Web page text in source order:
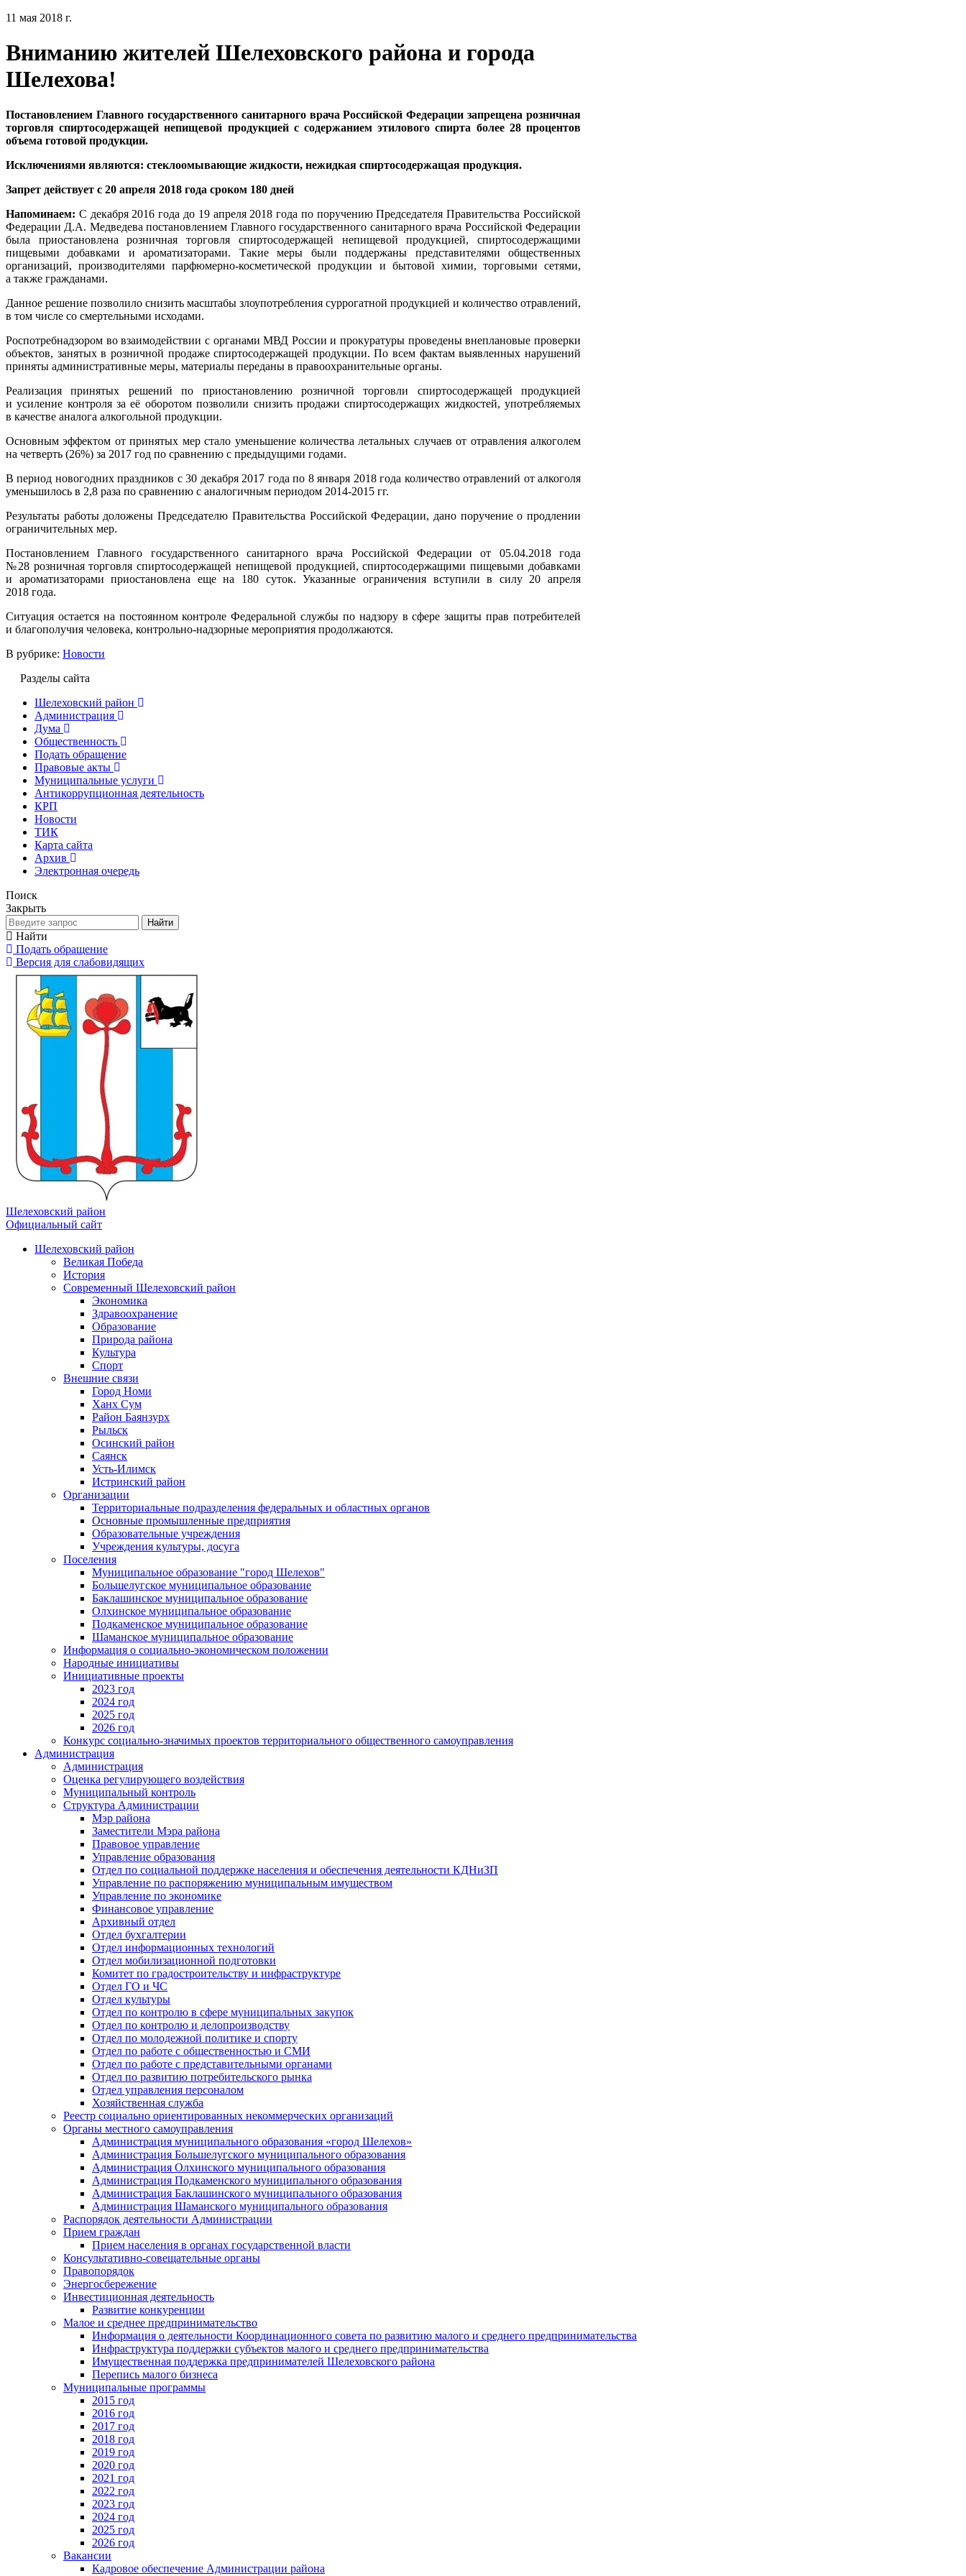
11 мая 2018 г.
Вниманию жителей Шелеховского района и города
Шелехова!
Постановлением Главного государственного санитарного врача Российской Федерации запрещена розничная
торговля спиртосодержащей непищевой продукцией с содержанием этилового спирта более 28 процентов
объема готовой продукции.
Исключениями являются: стеклоомывающие жидкости, нежидкая спиртосодержащая продукция.
Запрет действует с 20 апреля 2018 года сроком 180 дней
Напоминаем: С декабря 2016 года до 19 апреля 2018 года по поручению Председателя Правительства Российской
Федерации Д.А. Медведева постановлением Главного государственного санитарного врача Российской Федерации
была приостановлена розничная торговля спиртосодержащей непищевой продукцией, спиртосодержащими
пищевыми добавками и ароматизаторами. Такие меры были поддержаны представителями общественных
организаций, производителями парфюмерно-косметической продукции и бытовой химии, торговыми сетями,
а также гражданами.
Данное решение позволило снизить масштабы злоупотребления суррогатной продукцией и количество отравлений,
в том числе со смертельными исходами.
Роспотребнадзором во взаимодействии с органами МВД России и прокуратуры проведены внеплановые проверки
объектов, занятых в розничной продаже спиртосодержащей продукции. По всем фактам выявленных нарушений
приняты административные меры, материалы переданы в правоохранительные органы.
Реализация принятых решений по приостановлению розничной торговли спиртосодержащей продукцией
и усиление контроля за её оборотом позволили снизить продажи спиртосодержащих жидкостей, употребляемых
в качестве аналога алкогольной продукции.
Основным эффектом от принятых мер стало уменьшение количества летальных случаев от отравления алкоголем
на четверть (26%) за 2017 год по сравнению с предыдущими годами.
В период новогодних праздников с 30 декабря 2017 года по 8 января 2018 года количество отравлений от алкоголя
уменьшилось в 2,8 раза по сравнению с аналогичным периодом 2014-2015 гг.
Результаты работы доложены Председателю Правительства Российской Федерации, дано поручение о продлении
ограничительных мер.
Постановлением Главного государственного санитарного врача Российской Федерации от 05.04.2018 года
№28 розничная торговля спиртосодержащей непищевой продукцией, спиртосодержащими пищевыми добавками
и ароматизаторами приостановлена еще на 180 суток. Указанные ограничения вступили в силу 20 апреля
2018 года.
Ситуация остается на постоянном контроле Федеральной службы по надзору в сфере защиты прав потребителей
и благополучия человека, контрольно-надзорные мероприятия продолжаются.
В рубрике: Новости
Разделы сайта
Шелеховский район
Администрация
Дума
Общественность
Подать обращение
Правовые акты
Муниципальные услуги
Антикоррупционная деятельность
КРП
Новости
ТИК
Карта сайта
Архив
Электронная очередь
Поиск
Закрыть
Найти
Найти
Подать обращение
Версия для слабовидящих
Шелеховский район
Официальный сайт
Шелеховский район
Великая Победа
История
Современный Шелеховский район
Экономика
Здравоохранение
Образование
Природа района
Культура
Спорт
Внешние связи
Город Номи
Ханх Сум
Район Баянзурх
Рыльск
Осинский район
Саянск
Усть-Илимск
Истринский район
Организации
Территориальные подразделения федеральных и областных органов
Основные промышленные предприятия
Образовательные учреждения
Учреждения культуры, досуга
Поселения
Муниципальное образование "город Шелехов"
Большелугское муниципальное образование
Баклашинское муниципальное образование
Олхинское муниципальное образование
Подкаменское муниципальное образование
Шаманское муниципальное образование
Информация о социально-экономическом положении
Народные инициативы
Инициативные проекты
2023 год
2024 год
2025 год
2026 год
Конкурс социально-значимых проектов территориального общественного самоуправления
Администрация
Администрация
Оценка регулирующего воздействия
Муниципальный контроль
Структура Администрации
Мэр района
Заместители Мэра района
Правовое управление
Управление образования
Отдел по социальной поддержке населения и обеспечения деятельности КДНиЗП
Управление по распоряжению муниципальным имуществом
Управление по экономике
Финансовое управление
Архивный отдел
Отдел бухгалтерии
Отдел информационных технологий
Отдел мобилизационной подготовки
Комитет по градостроительству и инфраструктуре
Отдел ГО и ЧС
Отдел культуры
Отдел по контролю в сфере муниципальных закупок
Отдел по контролю и делопроизводству
Отдел по молодежной политике и спорту
Отдел по работе с общественностью и СМИ
Отдел по работе с представительными органами
Отдел по развитию потребительского рынка
Отдел управления персоналом
Хозяйственная служба
Реестр социально ориентированных некоммерческих организаций
Органы местного самоуправления
Администрация муниципального образования «город Шелехов»
Администрация Большелугского муниципального образования
Администрация Олхинского муниципального образования
Администрация Подкаменского муниципального образования
Администрация Баклашинского муниципального образования
Администрация Шаманского муниципального образования
Распорядок деятельности Администрации
Прием граждан
Прием населения в органах государственной власти
Консультативно-совещательные органы
Правопорядок
Энергосбережение
Инвестиционная деятельность
Развитие конкуренции
Малое и среднее предпринимательство
Информация о деятельности Координационного совета по развитию малого и среднего предпринимательства
Инфраструктура поддержки субъектов малого и среднего предпринимательства
Имущественная поддержка предпринимателей Шелеховского района
Перепись малого бизнеса
Муниципальные программы
2015 год
2016 год
2017 год
2018 год
2019 год
2020 год
2021 год
2022 год
2023 год
2024 год
2025 год
2026 год
Вакансии
Кадровое обеспечение Администрации района